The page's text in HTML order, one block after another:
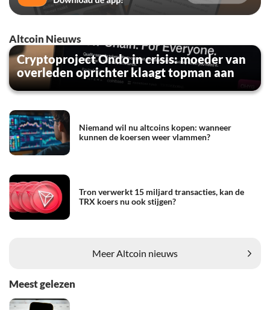
Altcoin Nieuws
Cryptoproject Ondo in crisis: moeder van
overleden oprichter klaagt topman aan
Niemand wil nu altcoins kopen: wanneer
kunnen de koersen weer vlammen?
Tron verwerkt 15 miljard transacties, kan de
TRX koers nu ook stijgen?
Meer Altcoin nieuws
Meest gelezen